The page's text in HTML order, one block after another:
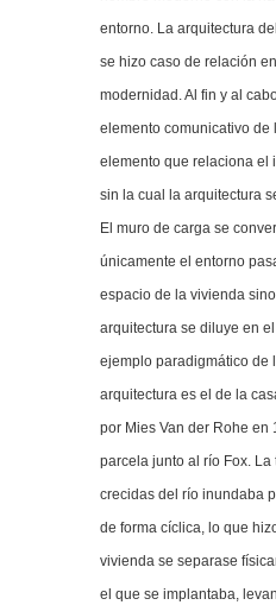
entorno. La arquitectura
se hizo caso de relación
modernidad. Al fin y al
elemento comunicativo de
elemento que relaciona el
sin la cual la arquitectura
El muro de carga se
únicamente el entorno
espacio de la vivienda
arquitectura se diluye en
ejemplo paradigmático de
arquitectura es el de la
por Mies Van der Rohe en
parcela junto al río Fox. La
crecidas del río inundaba
de forma cíclica, lo que
vivienda se separase
el que se implantaba,